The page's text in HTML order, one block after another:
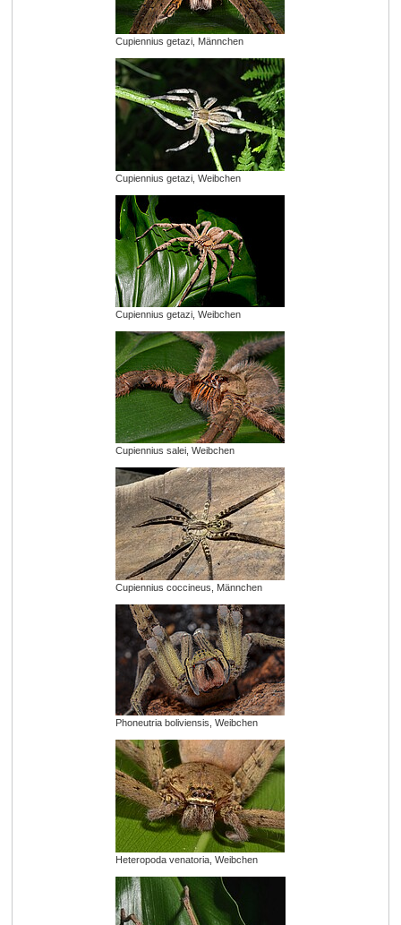
Cupiennius getazi, Männchen
Cupiennius getazi, Weibchen
Cupiennius getazi, Weibchen
Cupiennius salei, Weibchen
Cupiennius coccineus, Männchen
Phoneutria boliviensis, Weibchen
Heteropoda venatoria, Weibchen